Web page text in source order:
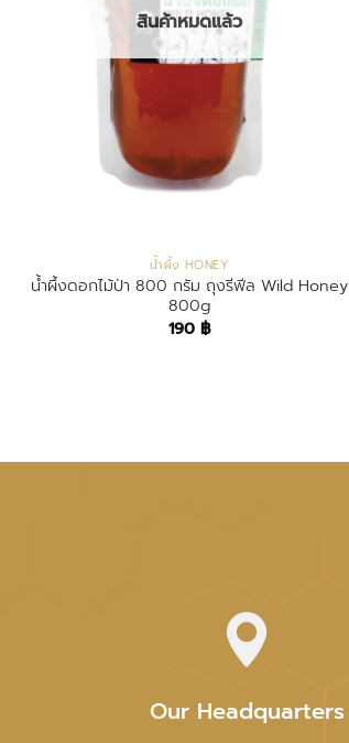
สินค้าหมดแล้ว
น้ำผึ้ง HONEY
น้ำผึ้งดอกไม้ป่า 800 กรัม ถุงรีฟีล Wild Honey
800g
190 ฿
Our Headquarters